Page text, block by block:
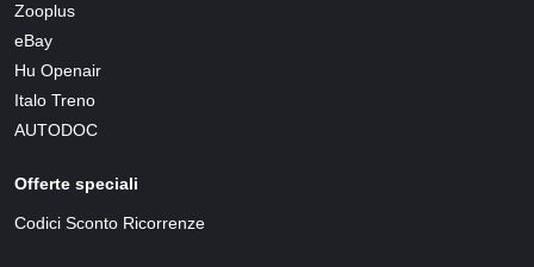
Zooplus
eBay
Hu Openair
Italo Treno
AUTODOC
Offerte speciali
Codici Sconto Ricorrenze